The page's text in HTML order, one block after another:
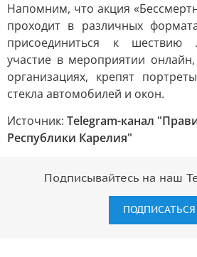
Напомним, что акция
проходит в различных
присоединиться к шествию
участие в мероприятии
организациях, крепят
стекла автомобилей и окон.
Источник: Telegram-канал
Республики Карелия"
Подписывайтесь на наш
ПОДПИСАТЬСЯ